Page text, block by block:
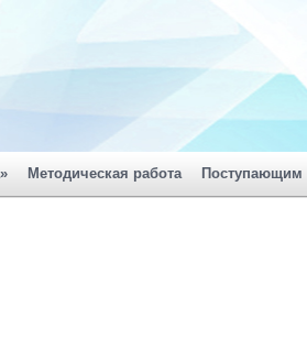
Методическая работа Поступающим